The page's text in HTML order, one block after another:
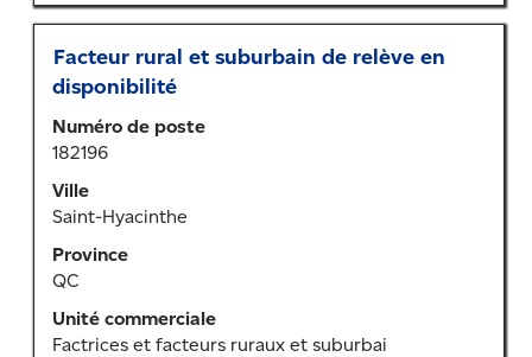
sur
Titre
Facteur rural et suburbain de relève en
disponibilité
Numéro de poste
182196
Ville
Saint-Hyacinthe
Province
QC
Unité commerciale
Factrices et facteurs ruraux et suburbai
Sélectionner
au
moyen
de
la
barre
d’espacement
afficher
tout
le
contenu